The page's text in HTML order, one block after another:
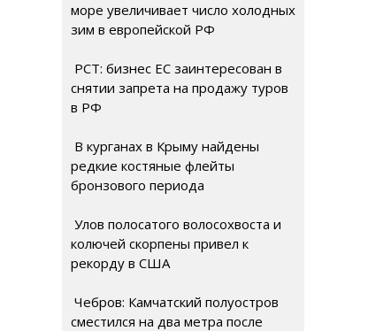
море увеличивает число холодных
зим в европейской РФ
РСТ: бизнес ЕС заинтересован в
снятии запрета на продажу туров
в РФ
В курганах в Крыму найдены
редкие костяные флейты
бронзового периода
Улов полосатого волосохвоста и
колючей скорпены привел к
рекорду в США
Чебров: Камчатский полуостров
сместился на два метра после